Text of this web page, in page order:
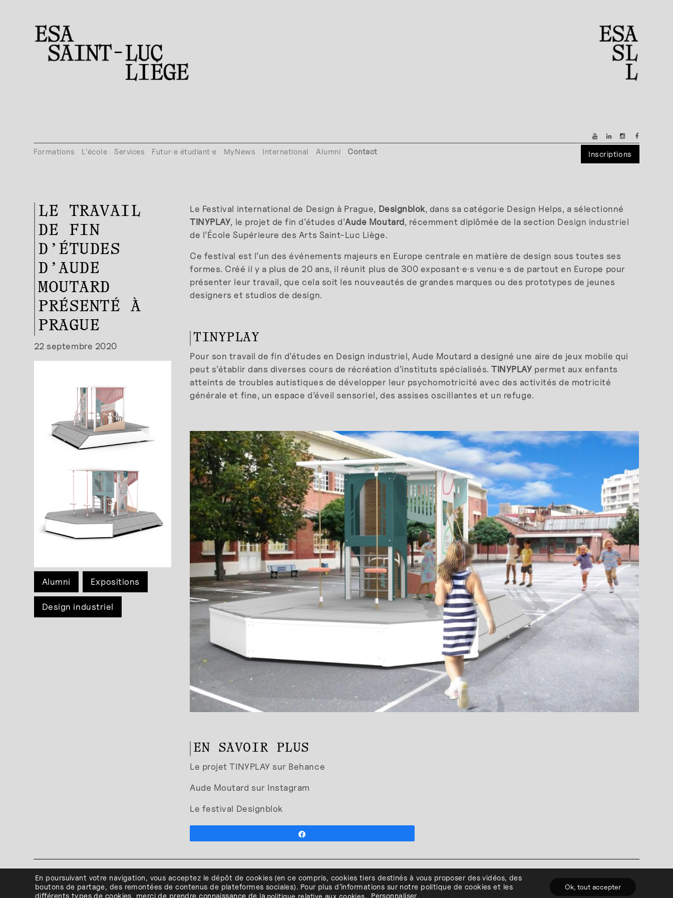
Formations L’école Services Futur·e étudiant·e MyNews International Alumni Contact Inscriptions
LE TRAVAIL
DE FIN
D’ÉTUDES
D’AUDE
MOUTARD
PRÉSENTÉ À
PRAGUE
22 septembre 2020
Alumni Expositions
Design industriel
Le Festival international de Design à Prague, Designblok, dans sa catégorie Design Helps, a sélectionné
TINYPLAY, le projet de fin d’études d’Aude Moutard, récemment diplômée de la section Design industriel
de l’École Supérieure des Arts Saint-Luc Liège.
Ce festival est l’un des événements majeurs en Europe centrale en matière de design sous toutes ses
formes. Créé il y a plus de 20 ans, il réunit plus de 300 exposant·e·s venu·e·s de partout en Europe pour
présenter leur travail, que cela soit les nouveautés de grandes marques ou des prototypes de jeunes
designers et studios de design.
TINYPLAY
Pour son travail de fin d’études en Design industriel, Aude Moutard a designé une aire de jeux mobile qui
peut s’établir dans diverses cours de récréation d’instituts spécialisés.TINYPLAY permet aux enfants
atteints de troubles autistiques de développer leur psychomotricité avec des activités de motricité
générale et fine, un espace d’éveil sensoriel, des assises oscillantes et un refuge.
EN SAVOIR PLUS
Le projet TINYPLAY sur Behance
Aude Moutard sur Instagram
Le festival Designblok
41, Boulevard de la Constitution - B-4020 LIEGE • Tél. +32(0)4 341 80 89 ou +32(0)4 341 80 00
Plan d'accès• Politique de confidentialité •Politique de cookies•Conditions générales
l'ESA Saint-Luc Liège est membre du
En poursuivant votre navigation, vous acceptez le dépôt de cookies (en ce compris, cookiestiers destinés à vous proposer des vidéos, des
boutons de partage, des remontées de contenus de plateformes sociales). Pour plus d’informations sur notre politique de cookies et les
différents types de cookies, merci de prendre connaissance de la politique relative aux cookies. Personnaliser.
Ok, tout accepter